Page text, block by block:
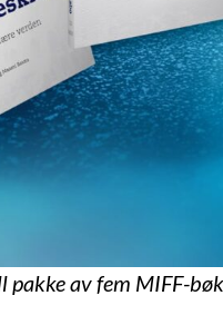
pakke av fem MIFF-